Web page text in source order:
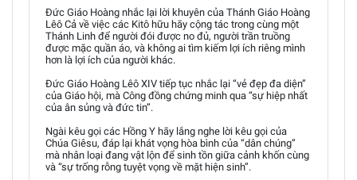
Đức Giáo Hoàng nhắc lại lời khuyên của Thánh Giáo Hoàng
Lêô Cả về việc các Kitô hữu hãy cộng tác trong cùng một
Thánh Linh để người đói được no đủ, người trần truồng
được mặc quần áo, và không ai tìm kiếm lợi ích riêng mình
hơn là lợi ích của người khác.
Đức Giáo Hoàng Lêô XIV tiếp tục nhắc lại “vẻ đẹp đa diện”
của Giáo hội, mà Công đồng chứng minh qua “sự hiệp nhất
của ân sủng và đức tin”.
Ngài kêu gọi các Hồng Y hãy lắng nghe lời kêu gọi của
Chúa Giêsu, đáp lại khát vọng hòa bình của “dân chúng”
mà nhân loại đang vật lộn để sinh tồn giữa cảnh khốn cùng
và “sự trống rỗng tuyệt vọng về mặt hiện sinh”.